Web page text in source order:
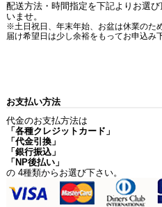
配送方法・時間指定を下記よりお選
いませ。
※土日祝日、年末年始、お盆は休業のた
届け希望日は少し余裕をもってお申込み
お支払い方法
代金のお支払方法は
「各種クレジットカード」
「代金引換」
「銀行振込」
「NP後払い」
の 4種類からお選び下さい。